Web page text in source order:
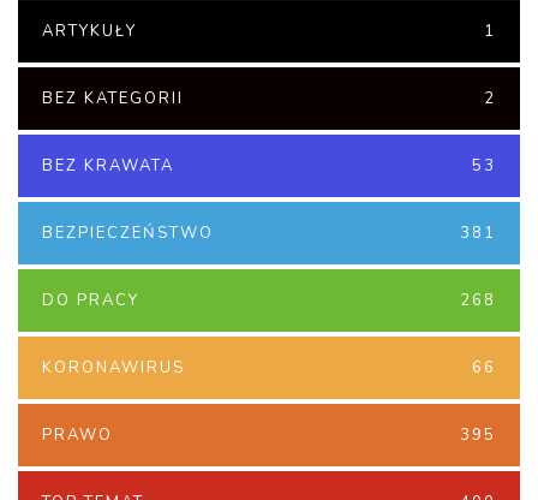
ARTYKUŁY 1
BEZ KATEGORII 2
BEZ KRAWATA 53
BEZPIECZEŃSTWO 381
DO PRACY 268
KORONAWIRUS 66
PRAWO 395